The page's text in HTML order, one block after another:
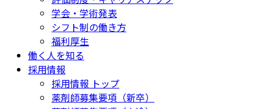
学会・学術発表
シフト制の働き方
福利厚生
働く人を知る
採用情報
採用情報 トップ
薬剤師募集要項（新卒）